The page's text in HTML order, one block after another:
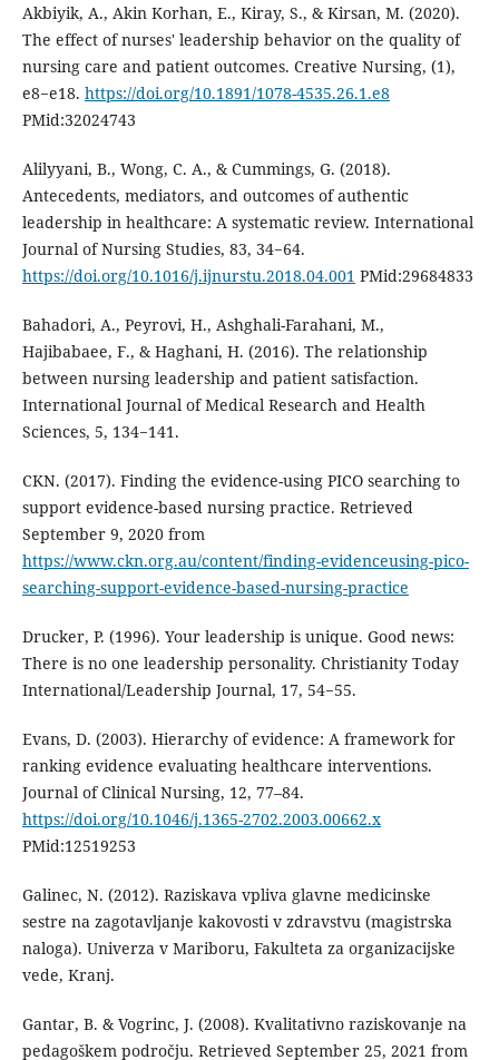
Akbiyik, A., Akin Korhan, E., Kiray, S., & Kirsan, M. (2020).
The effect of nurses' leadership behavior on the quality of
nursing care and patient outcomes. Creative Nursing, (1),
e8−e18. https://doi.org/10.1891/1078-4535.26.1.e8
PMid:32024743
Alilyyani, B., Wong, C. A., & Cummings, G. (2018).
Antecedents, mediators, and outcomes of authentic
leadership in healthcare: A systematic review. International
Journal of Nursing Studies, 83, 34−64.
https://doi.org/10.1016/j.ijnurstu.2018.04.001 PMid:29684833
Bahadori, A., Peyrovi, H., Ashghali-Farahani, M.,
Hajibabaee, F., & Haghani, H. (2016). The relationship
between nursing leadership and patient satisfaction.
International Journal of Medical Research and Health
Sciences, 5, 134−141.
CKN. (2017). Finding the evidence-using PICO searching to
support evidence-based nursing practice. Retrieved
September 9, 2020 from
https://www.ckn.org.au/content/finding-evidenceusing-pico-
searching-support-evidence-based-nursing-practice
Drucker, P. (1996). Your leadership is unique. Good news:
There is no one leadership personality. Christianity Today
International/Leadership Journal, 17, 54−55.
Evans, D. (2003). Hierarchy of evidence: A framework for
ranking evidence evaluating healthcare interventions.
Journal of Clinical Nursing, 12, 77–84.
https://doi.org/10.1046/j.1365-2702.2003.00662.x
PMid:12519253
Galinec, N. (2012). Raziskava vpliva glavne medicinske
sestre na zagotavljanje kakovosti v zdravstvu (magistrska
naloga). Univerza v Mariboru, Fakulteta za organizacijske
vede, Kranj.
Gantar, B. & Vogrinc, J. (2008). Kvalitativno raziskovanje na
pedagoškem področju. Retrieved September 25, 2021 from